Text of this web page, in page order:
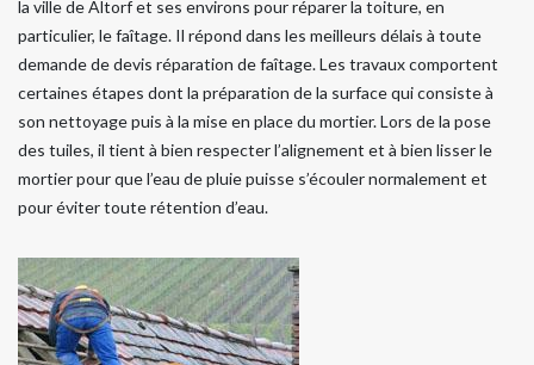
la ville de Altorf et ses environs pour réparer la toiture, en
particulier, le faîtage. Il répond dans les meilleurs délais à toute
demande de devis réparation de faîtage. Les travaux comportent
certaines étapes dont la préparation de la surface qui consiste à
son nettoyage puis à la mise en place du mortier. Lors de la pose
des tuiles, il tient à bien respecter l’alignement et à bien lisser le
mortier pour que l’eau de pluie puisse s’écouler normalement et
pour éviter toute rétention d’eau.